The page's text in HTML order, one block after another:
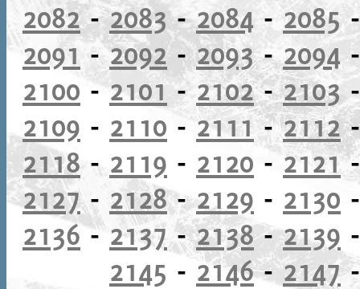
2082-2083-2084-2085
2091 -2092-2093-2094
2100 -2101-2102-2103
2109 - 2110 -2111-2112
2118- 2119 - 2120 - 2121
2127- 2128-2129 - 2130
2136- 2137-2138-2139
2145 - 2146-2147